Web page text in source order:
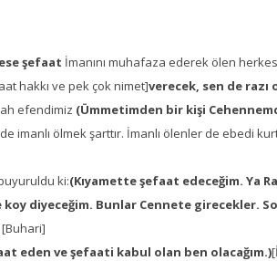
şefaat İmanını muhafaza ederek ölen
hakkı ve pek çok nimet]verecek, sen de razı
efendimiz (Ümmetimden bir kişi
imanlı ölmek şarttır. İmanlı ölenler de ebedi
ki:(Kıyamette şefaat edeceğim. Ya
koy diyeceğim. Bunlar Cennete girecekler.
[Buhari]
eden ve şefaati kabul olan ben olacağım.)